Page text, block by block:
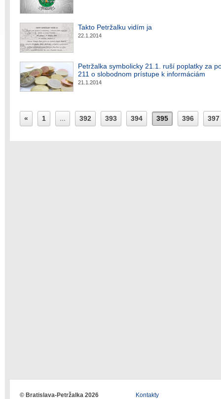
Takto Petržalku vidím ja
22.1.2014
Petržalka symbolicky 21.1. ruší poplatky za
211 o slobodnom prístupe k informáciám
21.1.2014
« 1 ... 392 393 394 395 396 397
© Bratislava-Petržalka 2026
Kontakty